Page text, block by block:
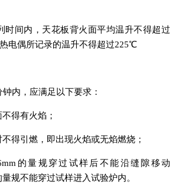
间内，天花板背火面平均温升不得超过
电偶所记录的温升不得超过225℃
内，应满足以下要求：
得有火焰；
得引燃，即出现火焰或无焰燃烧；
的量规穿过试样后不能沿缝隙移动
规不能穿过试样进入试验炉内。